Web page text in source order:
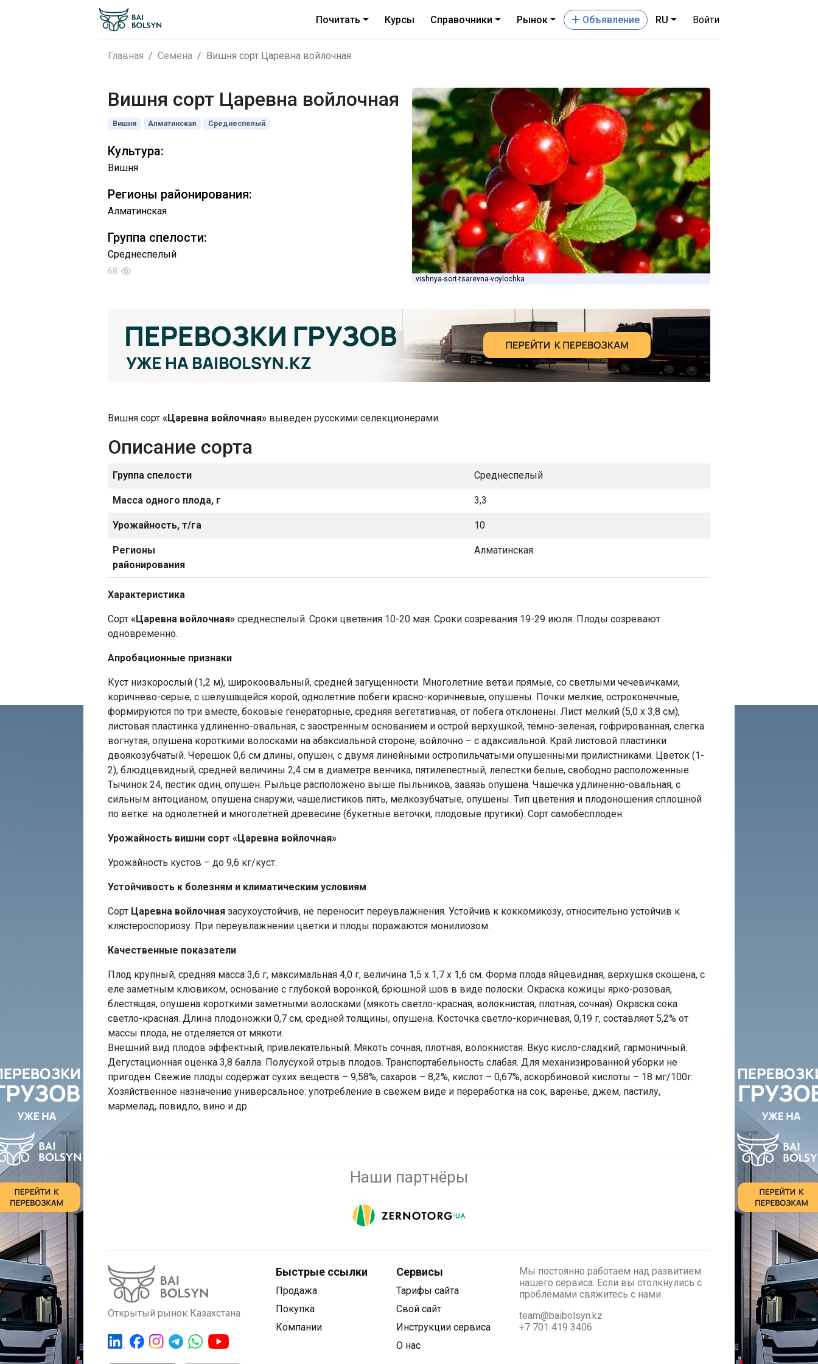
Почитать Курсы Справочники Рынок Oбъявление RU Войти
Главная Семена Вишня сорт Царевна войлочная
Вишня сорт Царевна войлочная
Вишня Алматинская Среднеспелый
Культура:
Вишня
Регионы районирования:
Алматинская
Группа спелости:
Среднеспелый
68
vishnya-sort-tsarevna-voylochka
Вишня сорт «Царевна войлочная» выведен русскими селекционерами.
Описание сорта
Группа спелости Среднеспелый
Масса одного плода, г 3,3
Урожайность, т/га 10
Регионы
районирования
Алматинская.
Характеристика
Сорт «Царевна войлочная» среднеспелый. Сроки цветения 10-20 мая. Сроки созревания 19-29 июля. Плоды созревают
одновременно.
Апробационные признаки
Куст низкорослый (1,2 м), широкоовальный, средней загущенности. Многолетние ветви прямые, со светлыми чечевичками,
коричнево-серые, с шелушащейся корой, однолетние побеги красно-коричневые, опушены. Почки мелкие, остроконечные,
формируются по три вместе, боковые генераторные, средняя вегетативная, от побега отклонены. Лист мелкий (5,0 х 3,8 см),
листовая пластинка удлиненно-овальная, с заостренным основанием и острой верхушкой, темно-зеленая, гофрированная, слегка
вогнутая, опушена короткими волосками на абаксиальной стороне, войлочно – с адаксиальной. Край листовой пластинки
двоякозубчатый. Черешок 0,6 см длины, опушен, с двумя линейными остропильчатыми опушенными прилистниками. Цветок (1-
2), блюдцевидный, средней величины 2,4 см в диаметре венчика, пятилепестный, лепестки белые, свободно расположенные.
Тычинок 24, пестик один, опушен. Рыльце расположено выше пыльников, завязь опушена. Чашечка удлиненно-овальная, с
сильным антоцианом, опушена снаружи, чашелистиков пять, мелкозубчатые, опушены. Тип цветения и плодоношения сплошной
по ветке: на однолетней и многолетней древесине (букетные веточки, плодовые прутики). Сорт самобесплоден.
Урожайность вишни сорт «Царевна войлочная»
Урожайность кустов – до 9,6 кг/куст.
Устойчивость к болезням и климатическим условиям
Сорт Царевна войлочная засухоустойчив, не переносит переувлажнения. Устойчив к коккомикозу, относительно устойчив к
клястероспориозу. При переувлажнении цветки и плоды поражаются монилиозом.
Качественные показатели
Плод крупный, средняя масса 3,6 г, максимальная 4,0 г, величина 1,5 х 1,7 х 1,6 см. Форма плода яйцевидная, верхушка скошена, с
еле заметным клювиком, основание с глубокой воронкой, брюшной шов в виде полоски. Окраска кожицы ярко-розовая,
блестящая, опушена короткими заметными волосками (мякоть светло-красная, волокнистая, плотная, сочная). Окраска сока
светло-красная. Длина плодоножки 0,7 см, средней толщины, опушена. Косточка светло-коричневая, 0,19 г, составляет 5,2% от
массы плода, не отделяется от мякоти.
Внешний вид плодов эффектный, привлекательный. Мякоть сочная, плотная, волокнистая. Вкус кисло-сладкий, гармоничный.
Дегустационная оценка 3,8 балла. Полусухой отрыв плодов. Транспортабельность слабая. Для механизированной уборки не
пригоден. Свежие плоды содержат сухих веществ – 9,58%, сахаров – 8,2%, кислот – 0,67%, аскорбиновой кислоты – 18 мг/100г.
Хозяйственное назначение универсальное: употребление в свежем виде и переработка на сок, варенье, джем, пастилу,
мармелад, повидло, вино и др.
Наши партнёры
Открытый рынок Казахстана
Быстрые ссылки
Продажа
Покупка
Компании
Сервисы
Тарифы сайта
Свой сайт
Инструкции сервиса
О нас
Мы постоянно работаем над развитием
нашего сервиса. Если вы столкнулись с
проблемами cвяжитесь с нами
team@baibolsyn.kz
+7 701 419 3406